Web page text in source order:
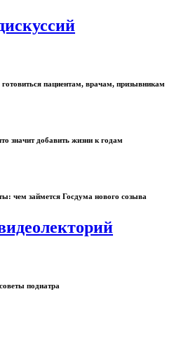
пациентам, врачам, призывникам
значит добавить жизни к годам
чем займется Госдума нового созыва
подиатра